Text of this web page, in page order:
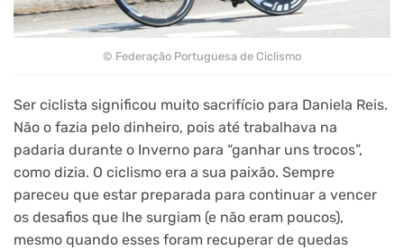
© Federação Portuguesa de Ciclismo
Ser ciclista significou muito sacrifício para Daniela Reis.
Não o fazia pelo dinheiro, pois até trabalhava na
padaria durante o Inverno para “ganhar uns trocos”,
como dizia. O ciclismo era a sua paixão. Sempre
pareceu que estar preparada para continuar a vencer
os desafios que lhe surgiam (e não eram poucos),
mesmo quando esses foram recuperar de quedas